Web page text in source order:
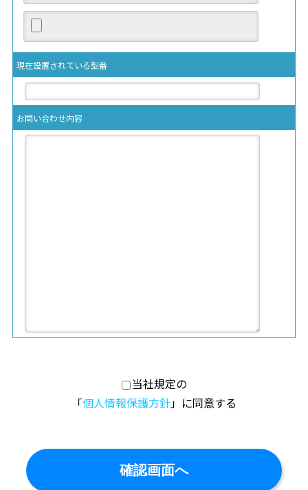
現在設置されている型番
お問い合わせ内容
当社規定の
「個人情報保護方針」に同意する